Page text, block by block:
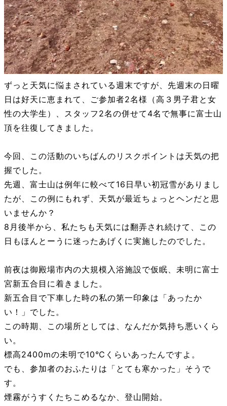
ずっと天気に悩まされている週末ですが、先週末の日曜
日は好天に恵まれて、ご参加者2名様（高３男子君と女
性の大学生）、スタッフ2名の併せて4名で無事に富士山
頂を往復してきました。
今回、この活動のいちばんのリスクポイントは天気の把
握でした。
先週、富士山は例年に較べて16日早い初冠雪がありまし
たが、この例にもれず、天気が最近ちょっとヘンだと思
いませんか？
8月後半から、私たちも天気には翻弄され続けて、この
日もほんとーうに迷ったあげくに実施したのでした。
前夜は御殿場市内の大規模入浴施設で仮眠、未明に富士
宮新五合目に着きました。
新五合目で下車した時の私の第一印象は「あったか
い！」でした。
この時期、この場所としては、なんだか気持ち悪いくら
い。
標高2400mの未明で10℃くらいあったんですよ。
でも、参加者のおふたりは「とても寒かった」そうで
す。
煙霧がうすくたちこめるなか、登山開始。